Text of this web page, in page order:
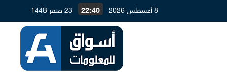
8 أغسطس 2026 22:40 23 صفر 1448